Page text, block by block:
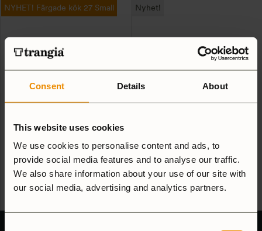
Consent Details About
This website uses cookies
We use cookies to personalise content and ads, to
provide social media features and to analyse our traffic.
We also share information about your use of our site with
our social media, advertising and analytics partners.
Bygg ditt kök – 27 Small
med färgade vindskydd &
matchande kaffepanna till 27
Small. Du väljer - vi bygger!
Gravyr gör ditt kök extra unikt.
Klicka på respektive flik för att
beskrivningen
4.7(3)
NYHET! Färgade kök 27 Small
Trangiakök 25-1 UL
Trangia + Hjortron = Jämtland.
Välj din brännare och lägg till
gravyr här!
4.8 (8)
Nyhet!
här
De
olika
väljas
på
produktsidan